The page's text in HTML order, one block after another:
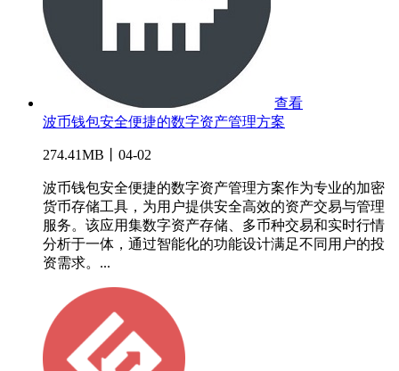
查看
波币钱包安全便捷的数字资产管理方案
274.41MB丨04-02
波币钱包安全便捷的数字资产管理方案作为专业的加密
货币存储工具，为用户提供安全高效的资产交易与管理
服务。该应用集数字资产存储、多币种交易和实时行情
分析于一体，通过智能化的功能设计满足不同用户的投
资需求。...